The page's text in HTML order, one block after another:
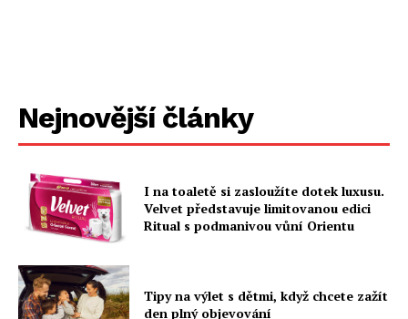
Nejnovější články
I na toaletě si zasloužíte dotek luxusu.
Velvet představuje limitovanou edici
Ritual s podmanivou vůní Orientu
Tipy na výlet s dětmi, když chcete zažít
den plný objevování